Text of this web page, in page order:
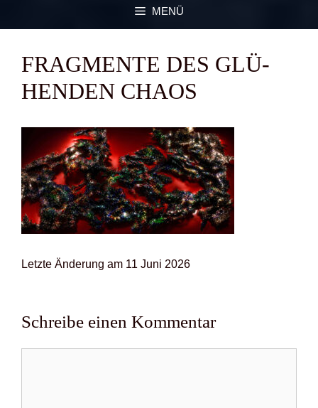
MENÜ
FRAG­MEN­TE DES GLÜ­
HEN­DEN CHA­OS
Letz­te Ände­rung am 11 Juni 2026
Schreibe einen Kommentar